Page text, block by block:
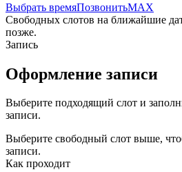
Выбрать времяПозвонитьMAX
Свободных слотов на ближайшие
позже.
Запись
Оформление записи
Выберите подходящий слот и
записи.
Выберите свободный слот выше,
записи.
Как проходит